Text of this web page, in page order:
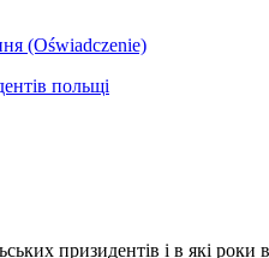
(Oświadczenie)
польщі
призидентів і в які